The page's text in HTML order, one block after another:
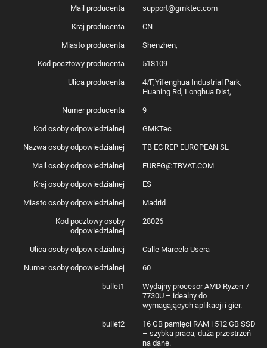
Mail producenta support@gmktec.com
Kraj producenta CN
Miasto producenta Shenzhen,
Kod pocztowy producenta 518109
Ulica producenta
4/F,Yifenghua Industrial Park,
Huaning Rd, Longhua Dist,
Numer producenta 9
Kod osoby odpowiedzialnej GMKTec
Nazwa osoby odpowiedzialnej TB EC REP EUROPEAN SL
Mail osoby odpowiedzialnej EUREG@TBVAT.COM
Kraj osoby odpowiedzialnej ES
Miasto osoby odpowiedzialnej Madrid
Kod pocztowy osoby
odpowiedzialnej
28026
Ulica osoby odpowiedzialnej Calle Marcelo Usera
Numer osoby odpowiedzialnej 60
bullet1
Wydajny procesor AMD Ryzen 7
7730U – idealny do
wymagających aplikacji i gier.
bullet2
16 GB pamięci RAM i 512 GB SSD
– szybka praca, duża przestrzeń
na dane.